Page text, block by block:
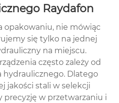
Raydafon
opakowaniu, nie mówiąc
się tylko na jednej
na miejscu.
często zależy od
hydraulicznego. Dlatego
jakości stali w selekcji
precyzję w przetwarzaniu i